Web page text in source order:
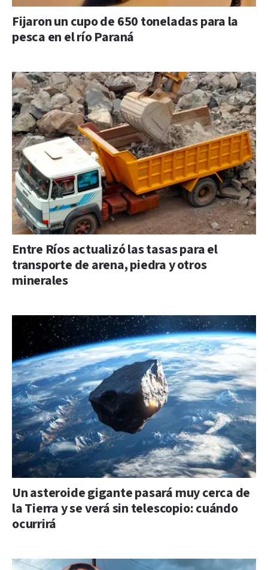
Fijaron un cupo de 650 toneladas para la
pesca en el río Paraná
Entre Ríos actualizó las tasas para el
transporte de arena, piedra y otros
minerales
Un asteroide gigante pasará muy cerca de
la Tierra y se verá sin telescopio: cuándo
ocurrirá